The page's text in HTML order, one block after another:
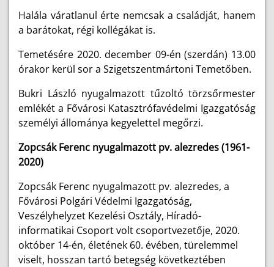
Halála váratlanul érte nemcsak a családját, hanem
a barátokat, régi kollégákat is.
Temetésére 2020. december 09-én (szerdán) 13.00
órakor kerül sor a Szigetszentmártoni Temetőben.
Bukri László nyugalmazott tűzoltó törzsőrmester
emlékét a Fővárosi Katasztrófavédelmi Igazgatóság
személyi állománya kegyelettel megőrzi.
Zopcsák Ferenc nyugalmazott pv. alezredes (1961-
2020)
Zopcsák Ferenc nyugalmazott pv. alezredes, a
Fővárosi Polgári Védelmi Igazgatóság,
Veszélyhelyzet Kezelési Osztály, Híradó-
informatikai Csoport volt csoportvezetője, 2020.
október 14-én, életének 60. évében, türelemmel
viselt, hosszan tartó betegség következtében